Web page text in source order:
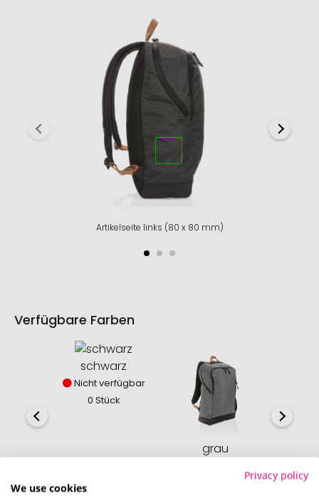
Artikelseite links (80 x 80 mm)
Verfügbare Farben
schwarz
Nicht verfügbar
0 Stück
grau
Privacy policy
We use cookies